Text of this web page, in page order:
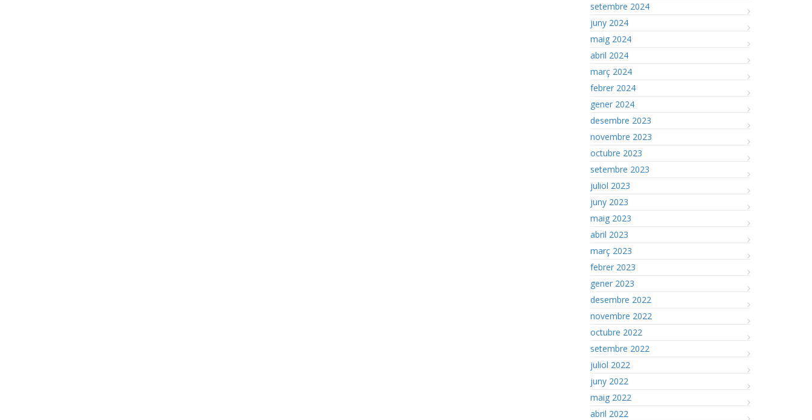
setembre 2024
juny 2024
maig 2024
abril 2024
març 2024
febrer 2024
gener 2024
desembre 2023
novembre 2023
octubre 2023
setembre 2023
juliol 2023
juny 2023
maig 2023
abril 2023
març 2023
febrer 2023
gener 2023
desembre 2022
novembre 2022
octubre 2022
setembre 2022
juliol 2022
juny 2022
maig 2022
abril 2022